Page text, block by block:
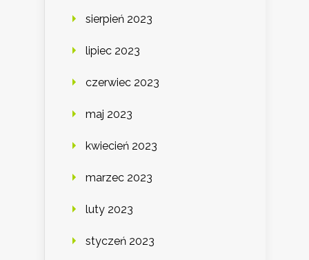
sierpień 2023
lipiec 2023
czerwiec 2023
maj 2023
kwiecień 2023
marzec 2023
luty 2023
styczeń 2023